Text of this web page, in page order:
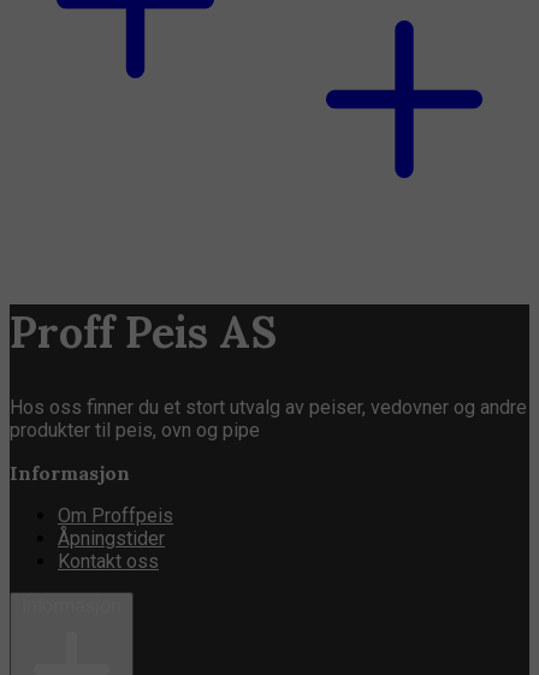
Proff Peis AS
Hos oss finner du et stort utvalg av peiser, vedovner og andre
produkter til peis, ovn og pipe
Informasjon
Om Proffpeis
Åpningstider
Kontakt oss